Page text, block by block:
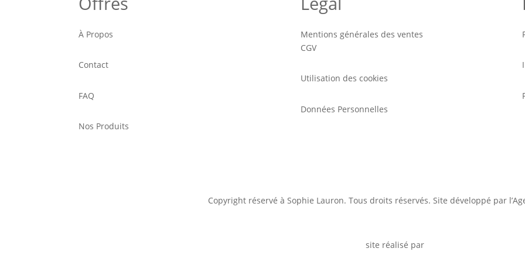
À Propos
Contact
FAQ
Nos Produits
Mentions générales des ventes
CGV
Utilisation des cookies
Données Personnelles
Copyright réservé à Sophie Lauron. Tous droits réservés. Site développé par
site réalisé par